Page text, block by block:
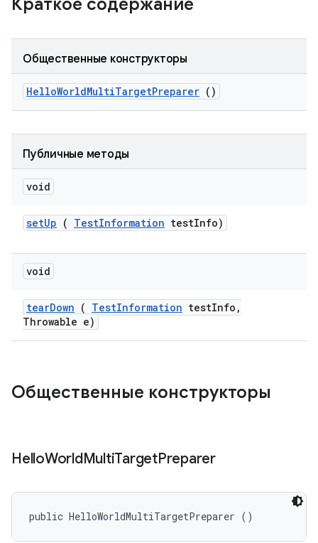
Краткое содержание
Общественные конструкторы
HelloWorldMultiTargetPreparer ()
Публичные методы
void
setUp ( TestInformation testInfo)
void
tearDown ( TestInformation testInfo ,
Throwable e)
Общественные конструкторы
HelloWorldMultiTargetPreparer
public HelloWorldMultiTargetPreparer ()